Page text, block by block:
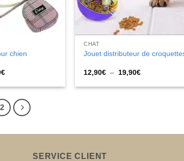
chien
€Plage
prix :
à
20,90€
CHAT
Jouet distributeur de
12,90€ – 19,90€Plage
prix :
2
SERVICE CLIENT